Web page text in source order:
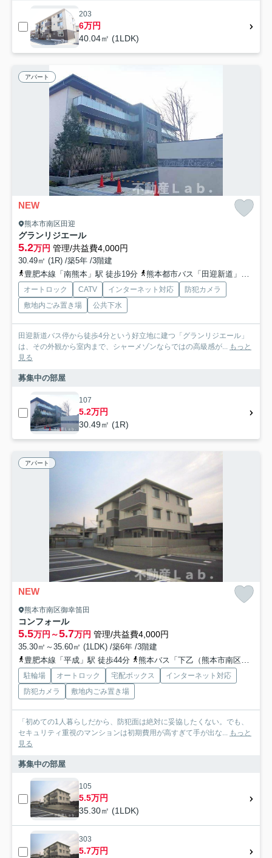
203
6万円
40.04㎡ (1LDK)
アパート
NEW
熊本市南区田迎
グランリジエール
5.2万円 管理/共益費4,000円
30.49㎡ (1R) /築5年 /3階建
豊肥本線「南熊本」駅 徒歩19分
熊本都市バス「田迎新道」バス停下車 徒歩3分
オートロック CATV インターネット対応
防犯カメラ
敷地内ごみ置き場
公共下水
田迎新道バス停から徒歩4分という好立地に建つ「グランリジエール」
は、その外観から室内まで、シャーメゾンならではの高級感が... もっと
見る
募集中の部屋
107
5.2万円
30.49㎡ (1R)
アパート
NEW
熊本市南区御幸笛田
コンフォール
5.5万円～5.7万円 管理/共益費4,000円
35.30㎡～35.60㎡ (1LDK) /築6年 /3階建
豊肥本線「平成」駅 徒歩44分
熊本バス「下乙（熊本市南区）」バス停下車 徒歩6分
駐輪場 オートロック 宅配ボックス
インターネット対応
防犯カメラ
敷地内ごみ置き場
「初めての1人暮らしだから、防犯面は絶対に妥協したくない。でも、
セキュリティ重視のマンションは初期費用が高すぎて手が出な... もっと
見る
募集中の部屋
105
5.5万円
35.30㎡ (1LDK)
303
5.7万円